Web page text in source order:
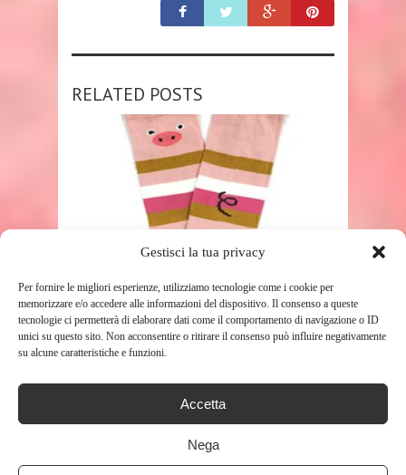
Gestisci la tua privacy
Per fornire le migliori esperienze, utilizziamo tecnologie come i cookie per
memorizzare e/o accedere alle informazioni del dispositivo. Il consenso a queste
tecnologie ci permetterà di elaborare dati come il comportamento di navigazione o ID
unici su questo sito. Non acconsentire o ritirare il consenso può influire negativamente
su alcune caratteristiche e funzioni.
Accetta
Nega
RELATED POSTS
INVOLUCRI ANIMALI E
DIVERTENTI SCALDAMUSCOLI
COLORATI – ROSA – TAGLIA ...